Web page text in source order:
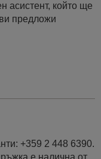
асистент, който ще
предложи
+359 2 448 6390.